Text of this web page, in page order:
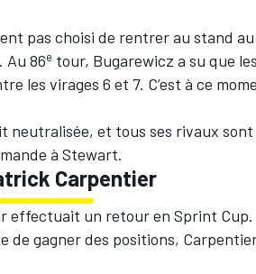
pas choisi de rentrer au stand
Au 86e tour, Bugarewicz a su que
les virages 6 et 7. C’est à ce
neutralisée, et tous ses rivaux
à Stewart.
Carpentier
effectuait un retour en Sprint
de gagner des positions,